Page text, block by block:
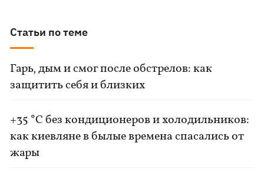
Статьи по теме
Гарь, дым и смог после обстрелов: как
защитить себя и близких
+35 °C без кондиционеров и холодильников:
как киевляне в былые времена спасались от
жары